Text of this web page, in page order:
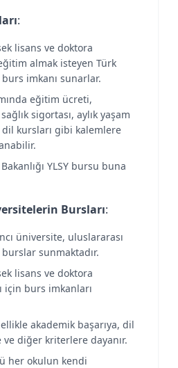
:
lisans ve doktora
almak isteyen Türk
imkanı sunarlar.
eğitim ücreti,
sigortası, aylık yaşam
kursları gibi kalemlere
YLSY bursu buna
Bursları:
üniversite, uluslararası
sunmaktadır.
lisans ve doktora
için burs imkanları
akademik başarıya, dil
diğer kriterlere dayanır.
her okulun kendi